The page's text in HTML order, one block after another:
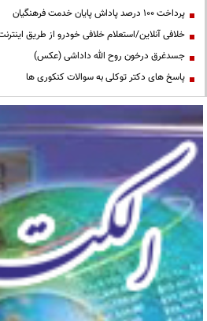
پرداخت ۱۰۰ درصد پاداش پایان خدمت فرهنگیان
خلافی آنلاین/استعلام خلافی خودرو از طریق
جسدغرق درخون روح الله داداشی (عکس)
پاسخ های دکتر توکلی به سوالات کنکوری ها